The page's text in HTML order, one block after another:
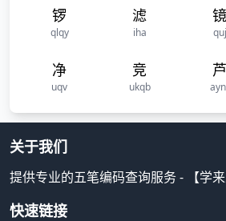
锣
qlqy
滤
iha
镜
quj
净
uqv
竞
ukqb
芦
关于我们
提供专业的五笔编码查询服务 - 【学来
快速链接